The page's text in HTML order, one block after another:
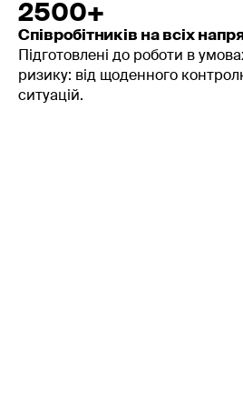
2500+
Співробітників на всіх
Підготовлені до роботи в
ризику: від щоденного
ситуацій.